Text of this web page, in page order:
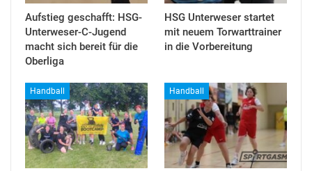
Aufstieg geschafft: HSG-
Unterweser-C-Jugend
macht sich bereit für die
Oberliga
HSG Unterweser startet
mit neuem Torwarttrainer
in die Vorbereitung
Handball Handball